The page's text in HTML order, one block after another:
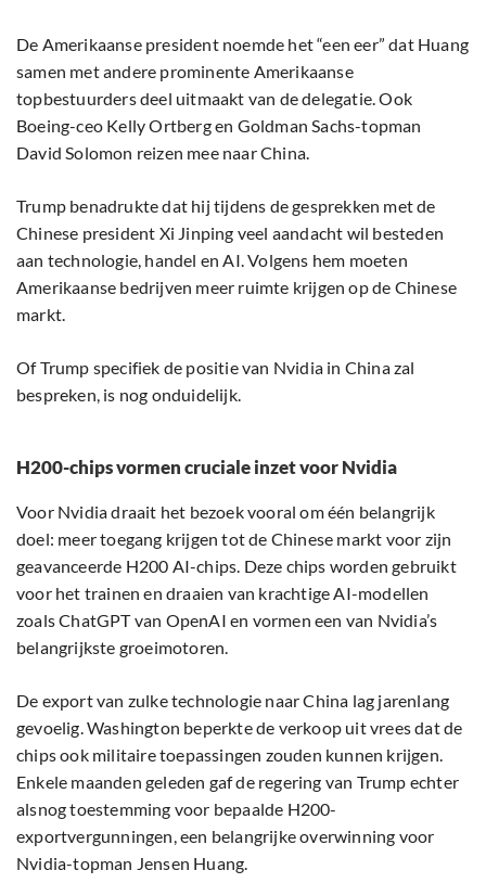
De Amerikaanse president noemde het “een eer” dat Huang
samen met andere prominente Amerikaanse
topbestuurders deel uitmaakt van de delegatie. Ook
Boeing-ceo Kelly Ortberg en Goldman Sachs-topman
David Solomon reizen mee naar China.
Trump benadrukte dat hij tijdens de gesprekken met de
Chinese president Xi Jinping veel aandacht wil besteden
aan technologie, handel en AI. Volgens hem moeten
Amerikaanse bedrijven meer ruimte krijgen op de Chinese
markt.
Of Trump specifiek de positie van Nvidia in China zal
bespreken, is nog onduidelijk.
H200-chips vormen cruciale inzet voor Nvidia
Voor Nvidia draait het bezoek vooral om één belangrijk
doel: meer toegang krijgen tot de Chinese markt voor zijn
geavanceerde H200 AI-chips. Deze chips worden gebruikt
voor het trainen en draaien van krachtige AI-modellen
zoals ChatGPT van OpenAI en vormen een van Nvidia’s
belangrijkste groeimotoren.
De export van zulke technologie naar China lag jarenlang
gevoelig. Washington beperkte de verkoop uit vrees dat de
chips ook militaire toepassingen zouden kunnen krijgen.
Enkele maanden geleden gaf de regering van Trump echter
alsnog toestemming voor bepaalde H200-
exportvergunningen, een belangrijke overwinning voor
Nvidia-topman Jensen Huang.